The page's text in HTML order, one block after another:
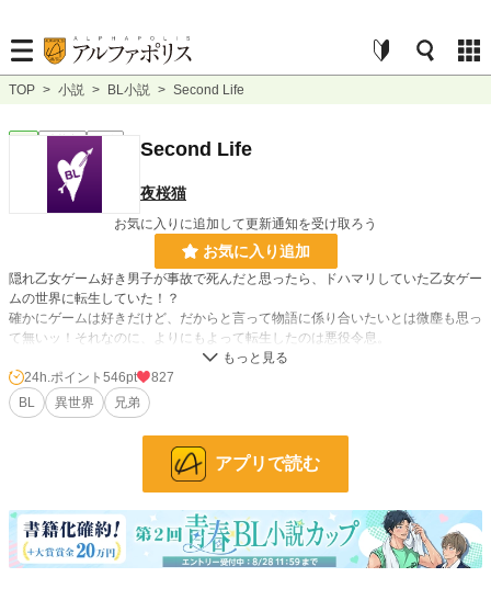
TOP > 小説 > BL小説 > Second Life
連載中 長編 Second Life
夜桜猫
お気に入りに追加して更新通知を受け取ろう
お気に入り追加
隠れ乙女ゲーム好き男子が事故で死んだと思ったら、ドハマリしていた乙女ゲー
ムの世界に転生していた！？
確かにゲームは好きだけど、だからと言って物語に係り合いたいとは微塵も思っ
て無いッ！それなのに、よりにもよって転生したのは悪役令息。
物語の最後は断罪されて処刑される。
冗談じゃない。
前世は三十代後半と言う若さで過労死したと言うのに、今世はその更に若い１８
歳で死亡する。しかも処刑。
剣と魔法のファンタジーな世界に転生したのに、冒険にはまったく興味の無い主
人公は今度こそ夢見ていた憧れのまったり物作りをするスローライフを目指して
24h.ポイント 546pt
827
BL
異世界 兄弟
アプリで読む